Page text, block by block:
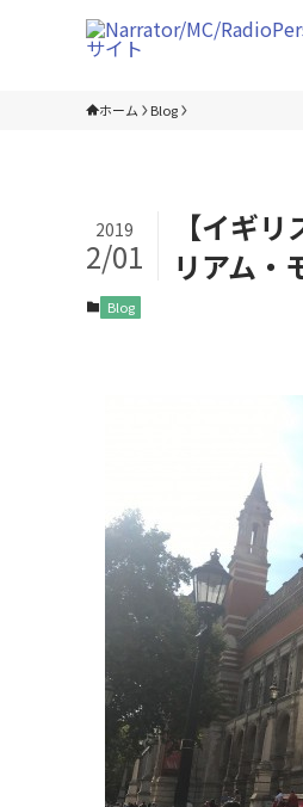
ホーム Blog
【イギ
リアム・
2019
2/01
Blog